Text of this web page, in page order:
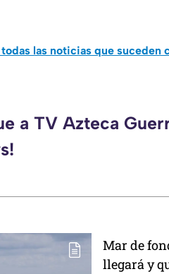
las noticias que suceden
a TV Azteca
Mar de
llegará y